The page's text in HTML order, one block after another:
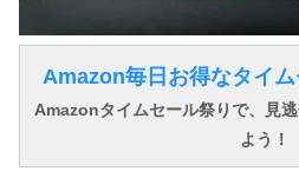
Amazon毎日お得なタイム
Amazonタイムセール祭りで、見
よう！